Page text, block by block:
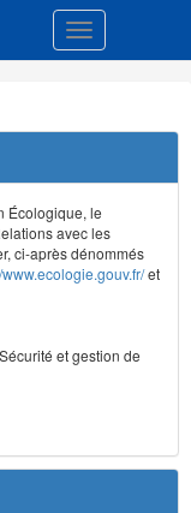
Toggle
Écologique, le
avec les
ci-après dénommés
et
et gestion de